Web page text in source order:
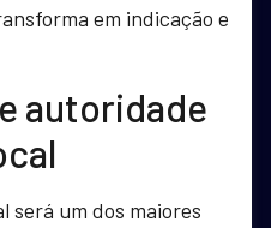
em indicação e
autoridade
será um dos maiores